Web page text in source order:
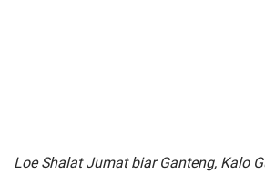
Loe Shalat Jumat biar Ganteng, Kalo